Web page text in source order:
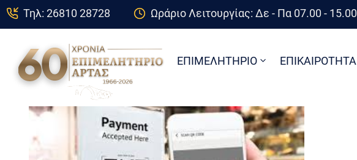
Τηλ: 26810 28728 Ωράριο Λειτουργίας: Δε - Πα 07.00 - 15.00
ΕΠΙΜΕΛΗΤΗΡΙΟ ΕΠΙΚΑΙΡΟΤΗΤΑ